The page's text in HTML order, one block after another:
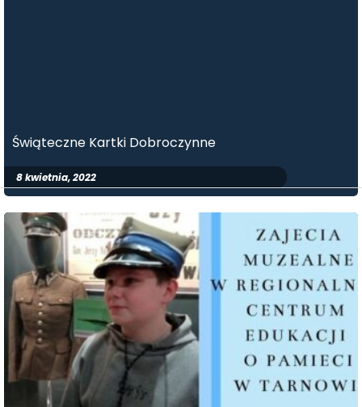
Świąteczne Kartki Dobroczynne
8 kwietnia, 2022